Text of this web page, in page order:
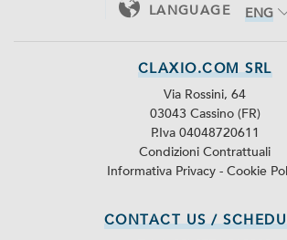
LANGUAGE
ENG
CLAXIO.COM SRL
Via Rossini, 64
03043 Cassino (FR)
P.Iva 04048720611
Condizioni Contrattuali
Informativa Privacy - Cookie
CONTACT US /